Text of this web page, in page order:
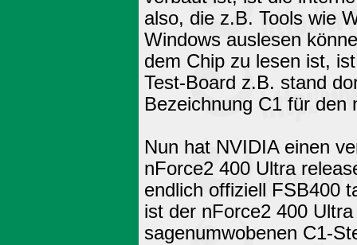
also, die z.B. Tools wie
Windows auslesen
dem Chip zu lesen ist,
Test-Board z.B. stand
Bezeichnung C1 für den
Nun hat NVIDIA einen
nForce2 400 Ultra
endlich offiziell FSB400
ist der nForce2 400
sagenumwobenen C1-